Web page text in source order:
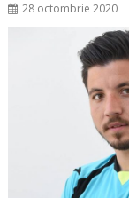
28 octombrie 2020